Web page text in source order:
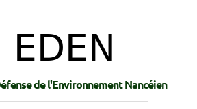
de l'Environnement Nancéien